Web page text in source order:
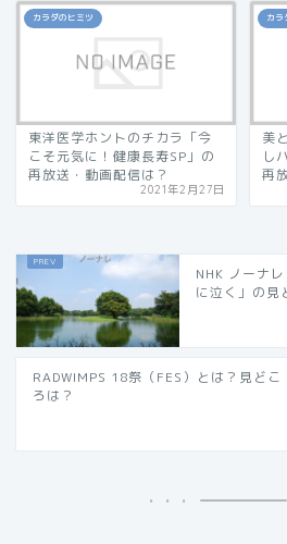
カラダのヒミツ
東洋医学ホントのチカラ「今
こそ元気に！健康長寿SP」の
再放送・動画配信は？
2021年2月27日
カラ
美
し
再
NHK ノーナ
に泣く」の見
RADWIMPS 18祭（FES）とは？見どこ
ろは？